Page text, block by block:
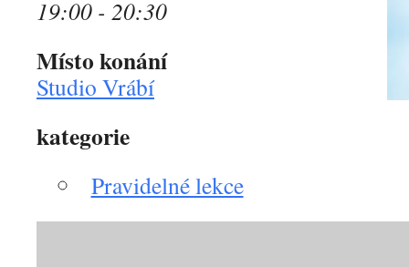
19:00 - 20:30
Místo konání
Studio Vrábí
kategorie
Pravidelné lekce